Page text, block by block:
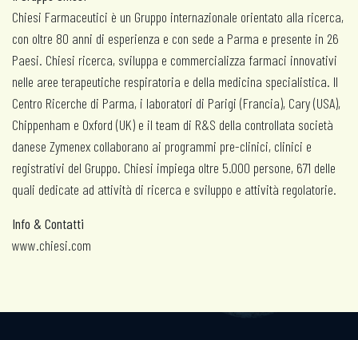
Chiesi Farmaceutici è un Gruppo internazionale orientato alla ricerca,
con oltre 80 anni di esperienza e con sede a Parma e presente in 26
Paesi. Chiesi ricerca, sviluppa e commercializza farmaci innovativi
nelle aree terapeutiche respiratoria e della medicina specialistica. Il
Centro Ricerche di Parma, i laboratori di Parigi (Francia), Cary (USA),
Chippenham e Oxford (UK) e il team di R&S della controllata società
danese Zymenex collaborano ai programmi pre-clinici, clinici e
registrativi del Gruppo. Chiesi impiega oltre 5.000 persone, 671 delle
quali dedicate ad attività di ricerca e sviluppo e attività regolatorie.
Info & Contatti
www.chiesi.com